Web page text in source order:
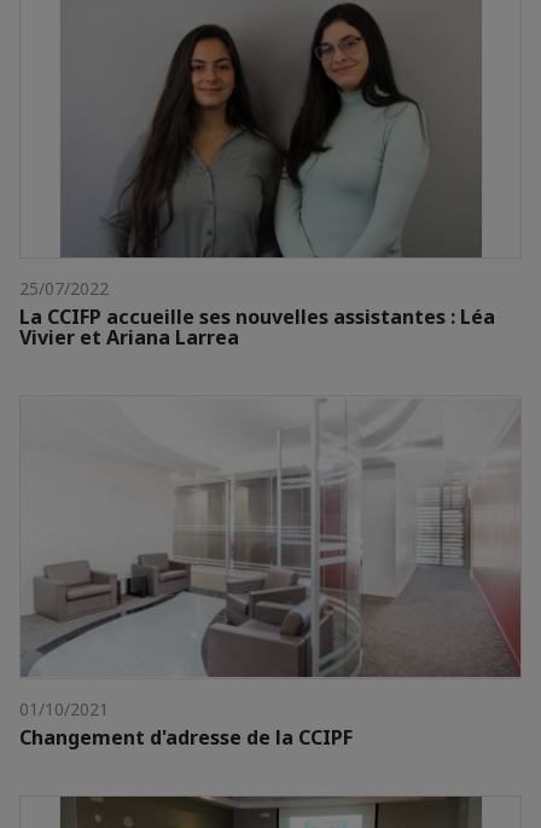
25/07/2022
La CCIFP accueille ses nouvelles assistantes : Léa
Vivier et Ariana Larrea
01/10/2021
Changement d'adresse de la CCIPF